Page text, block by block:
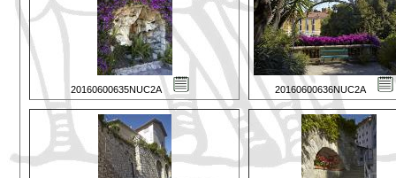
20160600635NUC2A 20160600636NUC2A